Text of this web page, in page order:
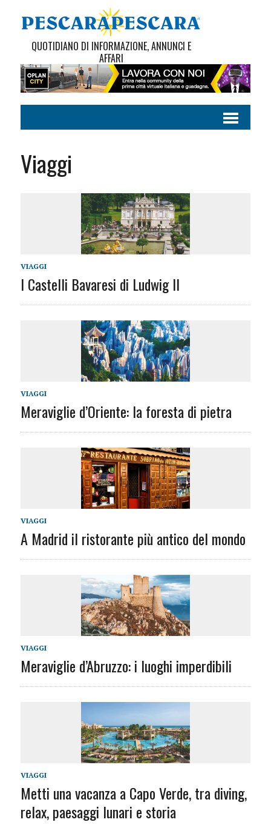
QUOTIDIANO DI INFORMAZIONE, ANNUNCI E
AFFARI
Viaggi
VIAGGI
I Castelli Bavaresi di Ludwig II
VIAGGI
Meraviglie d’Oriente: la foresta di pietra
VIAGGI
A Madrid il ristorante più antico del mondo
VIAGGI
Meraviglie d’Abruzzo: i luoghi imperdibili
VIAGGI
Metti una vacanza a Capo Verde, tra diving,
relax, paesaggi lunari e storia